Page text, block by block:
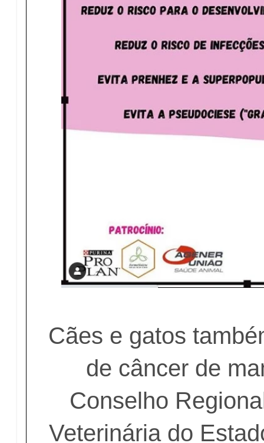
Cães e gatos
de câncer de
Conselho
Veterinária do